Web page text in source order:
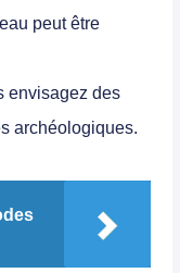
peut être
envisagez des
archéologiques.